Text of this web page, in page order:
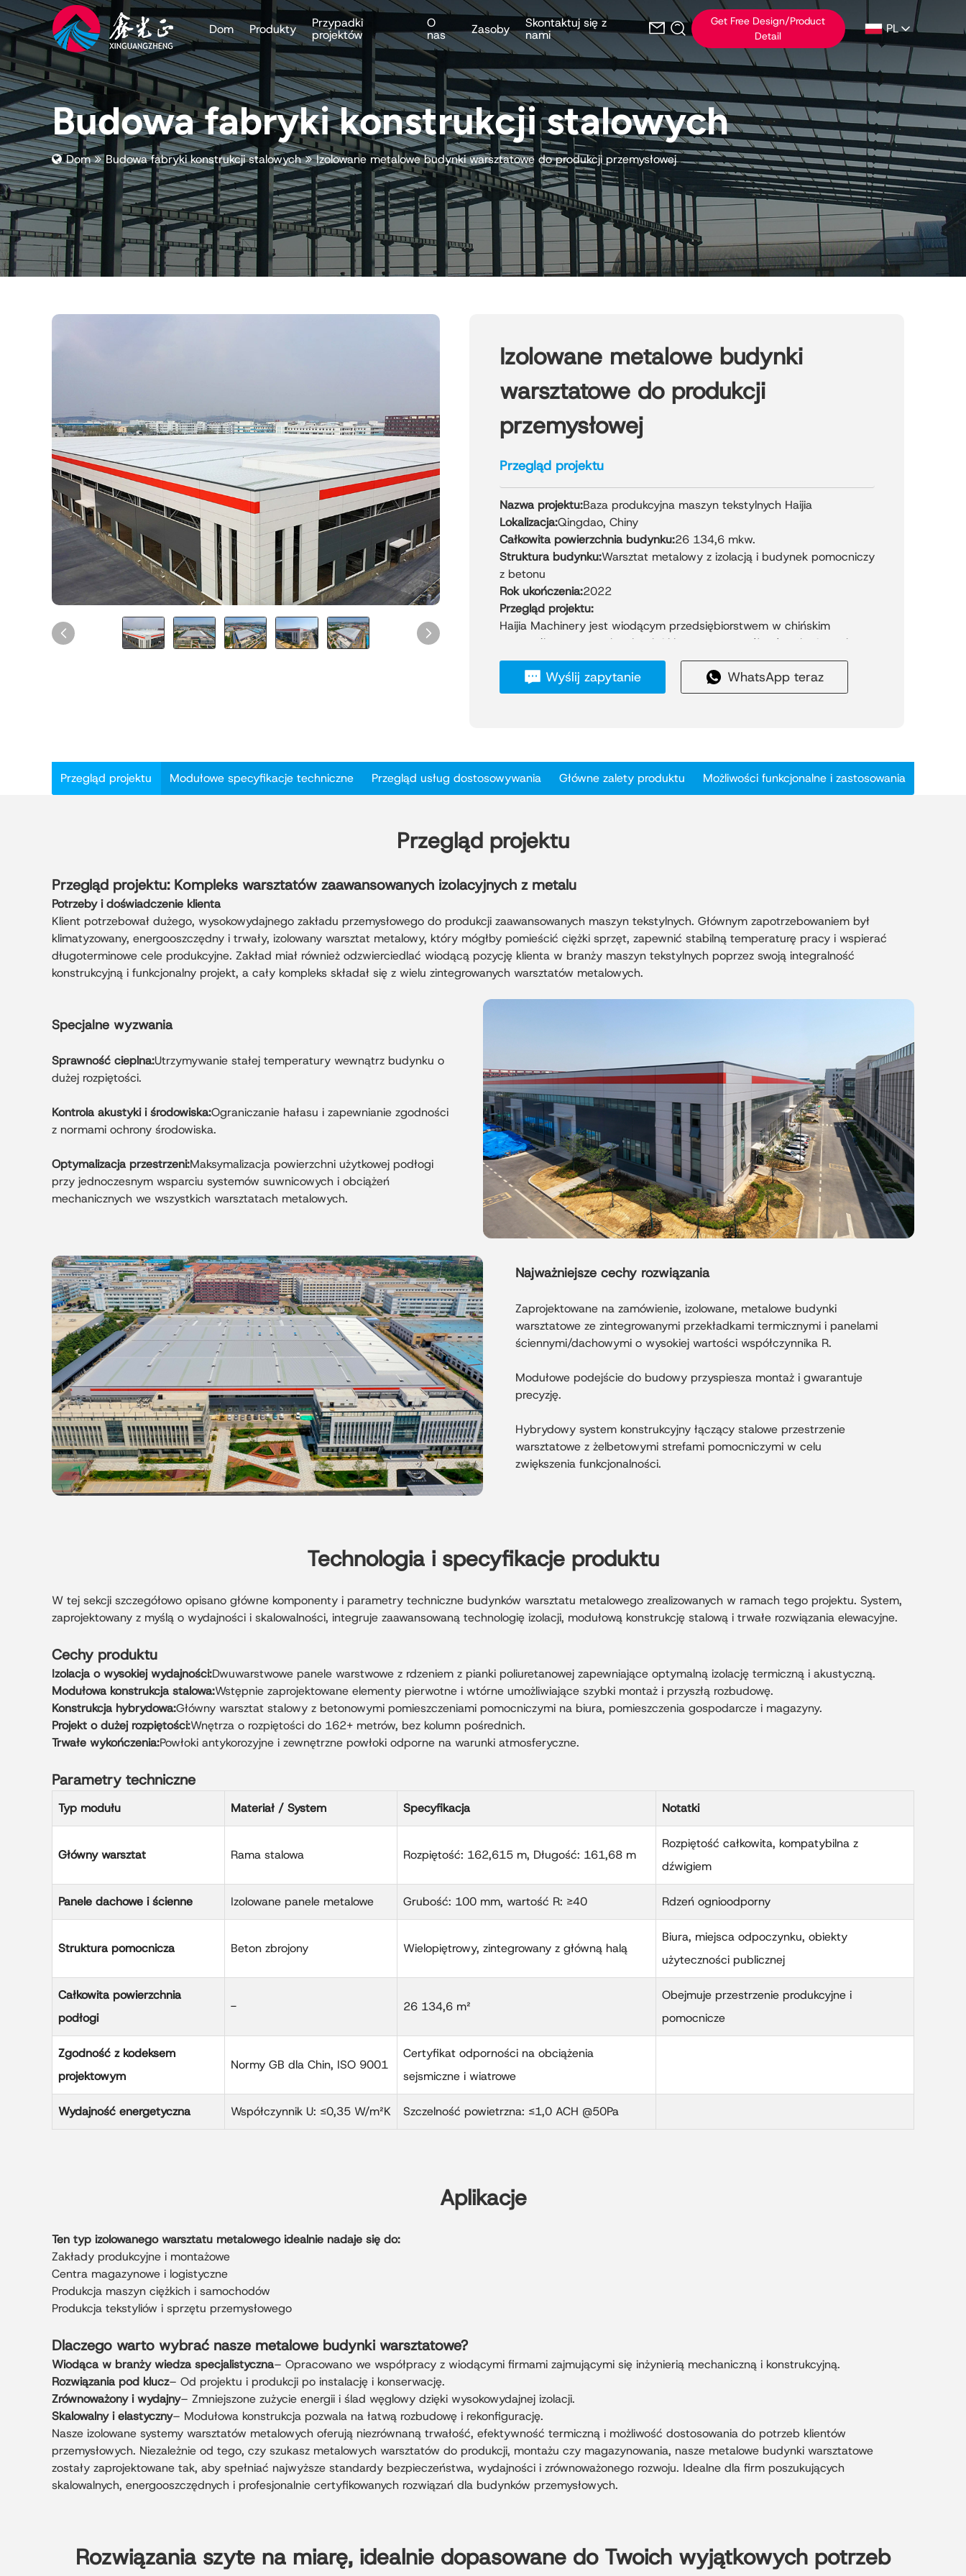
Dom Produkty
Przypadki
projektów
O
nas
Zasoby
Skontaktuj się z
nami
Get Free Design/Product
Detail
PL
Budowa fabryki konstrukcji stalowych
Dom Budowa fabryki konstrukcji stalowych Izolowane metalowe budynki warsztatowe do produkcji przemysłowej
Izolowane metalowe budynki
warsztatowe do produkcji
przemysłowej
Przegląd projektu
Nazwa projektu:Baza produkcyjna maszyn tekstylnych Haijia
Lokalizacja:Qingdao, Chiny
Całkowita powierzchnia budynku:26 134,6 mkw.
Struktura budynku:Warsztat metalowy z izolacją i budynek pomocniczy
z betonu
Rok ukończenia:2022
Przegląd projektu:
Haijia Machinery jest wiodącym przedsiębiorstwem w chińskim
przemyśle maszyn tekstylnych i kluczowym współtwórcą krajowych
standardów dla sprzętu tekstylnego. Jako prezes Stowarzyszenia
Maszyn Tkackich, Haijia jest uznawana za czołowego producenta
krosien wodnych w Chinach.
powierzchni 26 134,6 metrów kwadratowych. Główny, izolowany
warsztat metalowy ma długość 161,68 metra i rozpiętość 162,615
metra, zapewniając ogromną przestrzeń wewnętrzną bez słupów,
W obiekcie zastosowano nowoczesne zasady projektowania hal
metalowych, aby zapewnić wyjątkową trwałość, efektywność
zrównoważonym rozwojem, hale metalowe spełniają zaawansowane
wyznaczając standardy dla inteligentnych i wydajnych zakładów
przemysłowych w sektorze maszyn tekstylnych.
Wyślij zapytanie WhatsApp teraz
Przegląd projektu Modułowe specyfikacje techniczne Przegląd usług dostosowywania Główne zalety produktu Możliwości funkcjonalne i zastosowania
Przegląd projektu
Przegląd projektu: Kompleks warsztatów zaawansowanych izolacyjnych z metalu
Potrzeby i doświadczenie klienta
Klient potrzebował dużego, wysokowydajnego zakładu przemysłowego do produkcji zaawansowanych maszyn tekstylnych. Głównym zapotrzebowaniem był
klimatyzowany, energooszczędny i trwały, izolowany warsztat metalowy, który mógłby pomieścić ciężki sprzęt, zapewnić stabilną temperaturę pracy i wspierać
długoterminowe cele produkcyjne. Zakład miał również odzwierciedlać wiodącą pozycję klienta w branży maszyn tekstylnych poprzez swoją integralność
konstrukcyjną i funkcjonalny projekt, a cały kompleks składał się z wielu zintegrowanych warsztatów metalowych.
Specjalne wyzwania
Sprawność cieplna:Utrzymywanie stałej temperatury wewnątrz budynku o
dużej rozpiętości.
Kontrola akustyki i środowiska:Ograniczanie hałasu i zapewnianie zgodności
z normami ochrony środowiska.
Optymalizacja przestrzeni:Maksymalizacja powierzchni użytkowej podłogi
przy jednoczesnym wsparciu systemów suwnicowych i obciążeń
mechanicznych we wszystkich warsztatach metalowych.
Najważniejsze cechy rozwiązania
Zaprojektowane na zamówienie, izolowane, metalowe budynki
warsztatowe ze zintegrowanymi przekładkami termicznymi i panelami
ściennymi/dachowymi o wysokiej wartości współczynnika R.
Modułowe podejście do budowy przyspiesza montaż i gwarantuje
precyzję.
Hybrydowy system konstrukcyjny łączący stalowe przestrzenie
warsztatowe z żelbetowymi strefami pomocniczymi w celu
zwiększenia funkcjonalności.
Technologia i specyfikacje produktu
W tej sekcji szczegółowo opisano główne komponenty i parametry techniczne budynków warsztatu metalowego zrealizowanych w ramach tego projektu. System,
zaprojektowany z myślą o wydajności i skalowalności, integruje zaawansowaną technologię izolacji, modułową konstrukcję stalową i trwałe rozwiązania elewacyjne.
Cechy produktu
Izolacja o wysokiej wydajności:Dwuwarstwowe panele warstwowe z rdzeniem z pianki poliuretanowej zapewniające optymalną izolację termiczną i akustyczną.
Modułowa konstrukcja stalowa:Wstępnie zaprojektowane elementy pierwotne i wtórne umożliwiające szybki montaż i przyszłą rozbudowę.
Konstrukcja hybrydowa:Główny warsztat stalowy z betonowymi pomieszczeniami pomocniczymi na biura, pomieszczenia gospodarcze i magazyny.
Projekt o dużej rozpiętości:Wnętrza o rozpiętości do 162+ metrów, bez kolumn pośrednich.
Trwałe wykończenia:Powłoki antykorozyjne i zewnętrzne powłoki odporne na warunki atmosferyczne.
Parametry techniczne
Typ modułu Materiał / System Specyfikacja Notatki
Główny warsztat Rama stalowa Rozpiętość: 162,615 m, Długość: 161,68 m
Rozpiętość całkowita, kompatybilna z
dźwigiem
Panele dachowe i ścienne Izolowane panele metalowe Grubość: 100 mm, wartość R: ≥40 Rdzeń ognioodporny
Struktura pomocnicza Beton zbrojony Wielopiętrowy, zintegrowany z główną halą
Biura, miejsca odpoczynku, obiekty
użyteczności publicznej
Całkowita powierzchnia
podłogi
- 26 134,6 m²
Obejmuje przestrzenie produkcyjne i
pomocnicze
Zgodność z kodeksem
projektowym
Normy GB dla Chin, ISO 9001
Certyfikat odporności na obciążenia
sejsmiczne i wiatrowe
Wydajność energetyczna Współczynnik U: ≤0,35 W/m²K Szczelność powietrzna: ≤1,0 ACH @50Pa
Aplikacje
Ten typ izolowanego warsztatu metalowego idealnie nadaje się do:
Zakłady produkcyjne i montażowe
Centra magazynowe i logistyczne
Produkcja maszyn ciężkich i samochodów
Produkcja tekstyliów i sprzętu przemysłowego
Dlaczego warto wybrać nasze metalowe budynki warsztatowe?
Wiodąca w branży wiedza specjalistyczna– Opracowano we współpracy z wiodącymi firmami zajmującymi się inżynierią mechaniczną i konstrukcyjną.
Rozwiązania pod klucz– Od projektu i produkcji po instalację i konserwację.
Zrównoważony i wydajny– Zmniejszone zużycie energii i ślad węglowy dzięki wysokowydajnej izolacji.
Skalowalny i elastyczny– Modułowa konstrukcja pozwala na łatwą rozbudowę i rekonfigurację.
Nasze izolowane systemy warsztatów metalowych oferują niezrównaną trwałość, efektywność termiczną i możliwość dostosowania do potrzeb klientów
przemysłowych. Niezależnie od tego, czy szukasz metalowych warsztatów do produkcji, montażu czy magazynowania, nasze metalowe budynki warsztatowe
zostały zaprojektowane tak, aby spełniać najwyższe standardy bezpieczeństwa, wydajności i zrównoważonego rozwoju. Idealne dla firm poszukujących
skalowalnych, energooszczędnych i profesjonalnie certyfikowanych rozwiązań dla budynków przemysłowych.
Rozwiązania szyte na miarę, idealnie dopasowane do Twoich wyjątkowych potrzeb